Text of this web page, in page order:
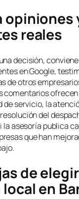
opiniones
reales
decisión,
en Google,
de otros
comentarios
de servicio, la
del
la asesoría publica
que han
de
en